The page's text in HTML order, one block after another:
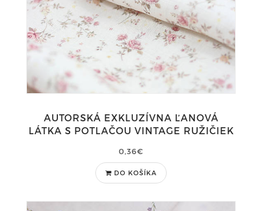
AUTORSKÁ EXKLUZÍVNA ĽANOVÁ
LÁTKA S POTLAČOU VINTAGE RUŽIČIEK
0,36€
DO KOŠÍKA